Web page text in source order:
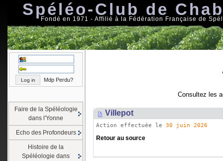
Spéléo-Club de
Fondé en 1971 - Affilié à la Fédération Française de
Mdp Perdu?
Faire de la Spéléologie
dans l'Yonne
Echo des Profondeurs
Histoire de la
Spéléologie dans
Consultez les
Villepot
Action effectuée le 30 juin 2026
Retour au source